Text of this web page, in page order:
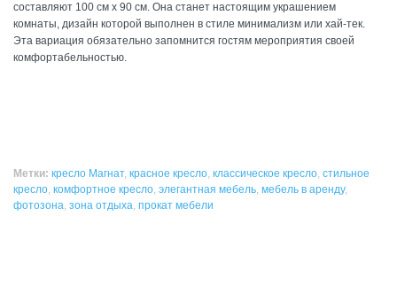
составляют 100 см х 90 см. Она станет настоящим украшением
комнаты, дизайн которой выполнен в стиле минимализм или хай-тек.
Эта вариация обязательно запомнится гостям мероприятия своей
комфортабельностью.
Метки: кресло Магнат, красное кресло, классическое кресло, стильное
кресло, комфортное кресло, элегантная мебель, мебель в аренду,
фотозона, зона отдыха, прокат мебели